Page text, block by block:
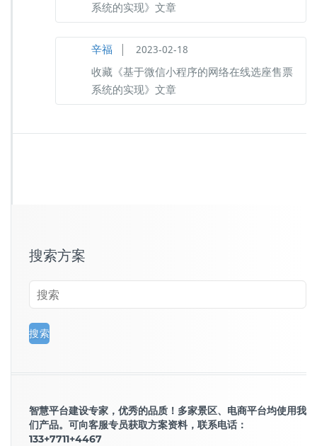
系统的实现》文章
辛福 2023-02-18
收藏《基于微信小程序的网络在线选座售票
系统的实现》文章
搜索方案
智慧平台建设专家，优秀的品质！多家景区、电商平台均使用我
们产品。可向客服专员获取方案资料，联系电话：
133+7711+4467